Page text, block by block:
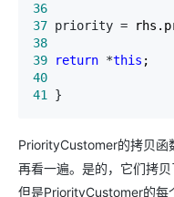
36
37 priority =
38
39
return *this
40
41
}
PriorityCustomer的拷贝函
再看一遍。是的，它们拷
但是PriorityCustomer的每